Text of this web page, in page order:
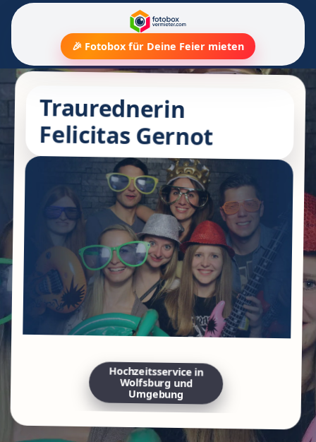
🎉 Fotobox für Deine Feier mieten
Traurednerin
Felicitas Gernot
Hochzeitsservice in
Wolfsburg und
Umgebung